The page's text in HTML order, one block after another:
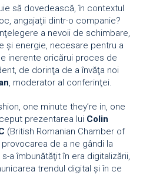
să dovedească, în contextul
angajaţii dintr-o companie?
a nevoii de schimbare,
şi energie, necesare pentru a
inerente oricărui proces de
de dorinţa de a învăţa noi
, moderator al conferinţei.
one minute they’re in, one
prezentarea lui Colin
(British Romanian Chamber of
de a ne gândi la
a îmbunătăţit în era digitalizării,
trendul digital şi în ce